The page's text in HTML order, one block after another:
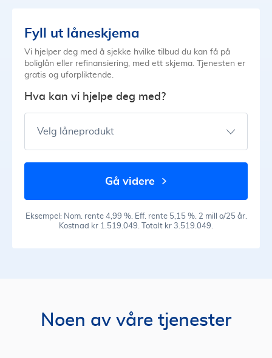
Fyll ut låneskjema
Vi hjelper deg med å sjekke hvilke tilbud du kan få på
boliglån eller refinansiering, med ett skjema. Tjenesten er
gratis og uforpliktende.
Hva kan vi hjelpe deg med?
Velg låneprodukt
gå videre
Eksempel: Nom. rente 4,99 %. Eff. rente 5,15 %. 2 mill o/25 år.
Kostnad kr 1.519.049. Totalt kr 3.519.049.
Noen av våre tjenester